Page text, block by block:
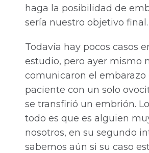
haga la posibilidad de
sería nuestro objetivo final.
Todavía hay pocos casos
estudio, pero ayer mismo
comunicaron el embarazo
paciente con un solo
se transfirió un embrión.
todo es que es alguien
nosotros, en su segundo
sabemos aún si su caso